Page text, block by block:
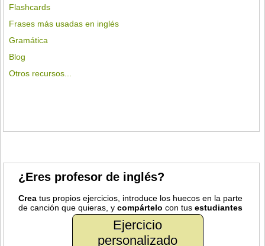
Flashcards
Frases más usadas en inglés
Gramática
Blog
Otros recursos...
¿Eres profesor de inglés?
Crea tus propios ejercicios, introduce los huecos en la parte
de canción que quieras, ycompártelo con tusestudiantes
Ejercicio
personalizado